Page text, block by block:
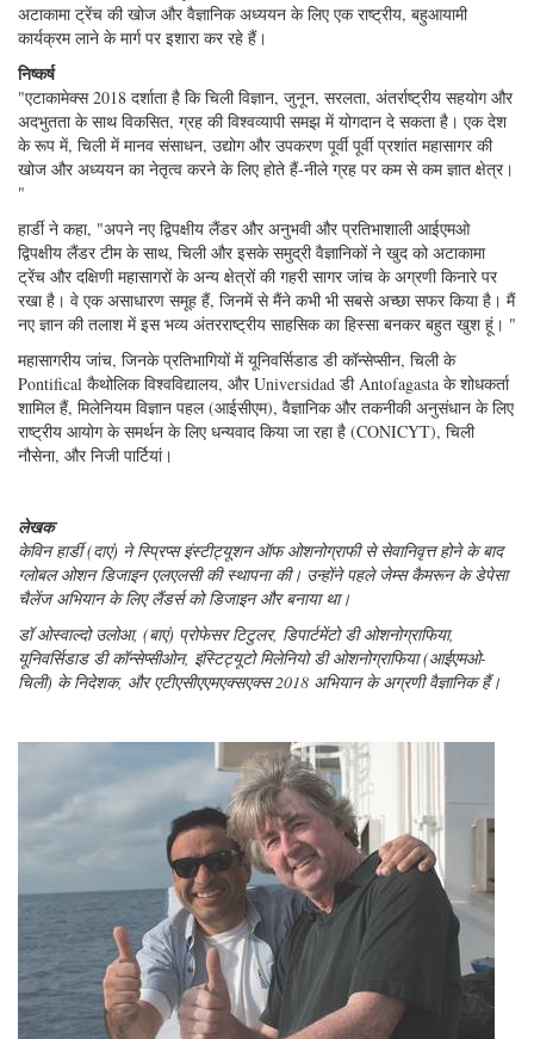
मोटाई
द्विपक्षीय लैंडर "ऑडिया" के साथ, एटाकामेक्स अभियान ने अन्य नवीनतम पीढ़ी के
उपकरणों का उपयोग किया: मोक्नेस ("ओपनिंग एंड क्लोजिंग नेट, एक पर्यावरण सेंसिंग
सिस्टम के साथ" के लिए छोटा), एक बड़े प्लैंकटन नेट को अलग-अलग डिब्बों के साथ
खोलना और बंद करना एक इलेक्ट्रोएकोस्टिक तंत्र के माध्यम से, विभिन्न गहराई पर
नमूने के संग्रह की अनुमति (जैविक पर्यावरण नमूना प्रणाली (बीईएस), एन। फाल्माउथ,
एमए)। एरिच हॉर्गन (बीईएसई) और डॉ रूबेन एस्क्रिप्नो ने सागर के इस क्षेत्र के लिए एक
और ऐतिहासिक विश्व रिकॉर्ड की सूचना दी, "पहली बार, 5000 मीटर की गहराई से
महाद्वीप के दक्षिणी शंकु में, मछली सहित कई नए गहरे समुद्री जीवों को एकत्रित किया
गया, जिसका अब आईएमओ प्रयोगशालाओं में उनकी जीवविज्ञान की पहचान और बेहतर
समझ के लिए अध्ययन किया जाएगा।
चिली के नौसेना अनुसंधान पोत एजीएस -61 कैबो डी हॉर्नोस से, डॉ ओस्वाल्दो उलोआ,
एटाकैमेक्स 2018 के मुख्य वैज्ञानिक ने घोषणा की कि "हमने खाई के नीचे तक बार-बार
पहुंच हासिल की है, रिपोर्ट की तुलना में कहीं अधिक गहराई तक, और वहां से हम थे पानी,
जीव, छवियों, और हाइड्रोग्राफिक जानकारी एकत्र करने में सक्षम। सेंसर डालने की
संभावनाएं, उदाहरण के लिए-भूकंपीय या वर्तमान माप के लिए, वहां हैं। इसके साथ, हम
अटाकामा ट्रेंच की खोज और वैज्ञानिक अध्ययन के लिए एक राष्ट्रीय, बहुआयामी
कार्यक्रम लाने के मार्ग पर इशारा कर रहे हैं।
"एटाकामेक्स 2018 दर्शाता है कि चिली विज्ञान, जुनून, सरलता, अंतर्राष्ट्रीय सहयोग और
अदभुतता के साथ विकसित, ग्रह की विश्वव्यापी समझ में योगदान दे सकता है। एक देश
के रूप में, चिली में मानव संसाधन, उद्योग और उपकरण पूर्वी पूर्वी प्रशांत महासागर की
खोज और अध्ययन का नेतृत्व करने के लिए होते हैं-नीले ग्रह पर कम से कम ज्ञात क्षेत्र।
"
हार्डी ने कहा, "अपने नए द्विपक्षीय लैंडर और अनुभवी और प्रतिभाशाली आईएमओ
द्विपक्षीय लैंडर टीम के साथ, चिली और इसके समुद्री वैज्ञानिकों ने खुद को अटाकामा
ट्रेंच और दक्षिणी महासागरों के अन्य क्षेत्रों की गहरी सागर जांच के अग्रणी किनारे पर
नए ज्ञान की तलाश में इस भव्य अंतरराष्ट्रीय साहसिक का हिस्सा बनकर बहुत खुश हूं। "
महासागरीय जांच, जिनके प्रतिभागियों में यूनिवर्सिडाड डी कॉन्सेप्सीन, चिली के
Pontifical कैथोलिक विश्वविद्यालय, और Universidad डी Antofagasta के शोधकर्ता
शामिल हैं, मिलेनियम विज्ञान पहल (आईसीएम), वैज्ञानिक और तकनीकी अनुसंधान के लिए
राष्ट्रीय आयोग के समर्थन के लिए धन्यवाद किया जा रहा है (CONICYT), चिली
नौसेना, और निजी पार्टियां।
लेखक
केविन हार्डी (दाएं) ने स्प्रिप्स इंस्टीट्यूशन ऑफ ओशनोग्राफी से सेवानिवृत्त होने के बाद
ग्लोबल ओशन डिजाइन एलएलसी की स्थापना की। उन्होंने पहले जेम्स कैमरून के डेपेसा
चैलेंज अभियान के लिए लैंडर्स को डिजाइन और बनाया था।